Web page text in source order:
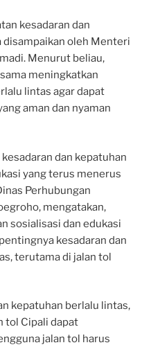
kesadaran dan
oleh Menteri
Menurut beliau,
meningkatkan
lintas agar dapat
aman dan nyaman
dan kepatuhan
yang terus menerus
Perhubungan
mengatakan,
sosialisasi dan edukasi
kesadaran dan
terutama di jalan tol
kepatuhan berlalu lintas,
tol Cipali dapat
jalan tol harus